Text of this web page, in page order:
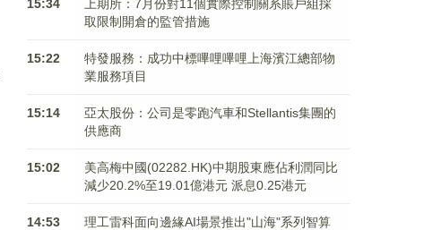
15:34
上期所：7月份對11個實際控制關系賬戶組採
取限制開倉的監管措施
15:22
特發服務：成功中標嗶哩嗶哩上海濱江總部物
業服務項目
15:14
亞太股份：公司是零跑汽車和Stellantis集團的
供應商
15:02
美高梅中國(02282.HK)中期股東應佔利潤同比
減少20.2%至19.01億港元 派息0.25港元
14:53
理工雷科面向邊緣AI場景推出"山海"系列智算